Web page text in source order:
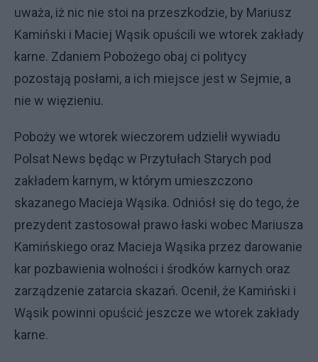
uważa, iż nic nie stoi na przeszkodzie, by Mariusz
Kamiński i Maciej Wąsik opuścili we wtorek zakłady
karne. Zdaniem Pobożego obaj ci politycy
pozostają posłami, a ich miejsce jest w Sejmie, a
nie w więzieniu.
Poboży we wtorek wieczorem udzielił wywiadu
Polsat News będąc w Przytułach Starych pod
zakładem karnym, w którym umieszczono
skazanego Macieja Wąsika. Odniósł się do tego, że
prezydent zastosował prawo łaski wobec Mariusza
Kamińskiego oraz Macieja Wąsika przez darowanie
kar pozbawienia wolności i środków karnych oraz
zarządzenie zatarcia skazań. Ocenił, że Kamiński i
Wąsik powinni opuścić jeszcze we wtorek zakłady
karne.